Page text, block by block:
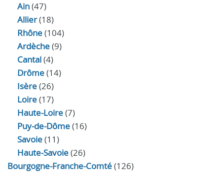
Ain(47)
Allier(18)
Rhône(104)
Ardèche(9)
Cantal(4)
Drôme(14)
Isère(26)
Loire(17)
Haute-Loire(7)
Puy-de-Dôme(16)
Savoie(11)
Haute-Savoie(26)
Bourgogne-Franche-Comté(126)